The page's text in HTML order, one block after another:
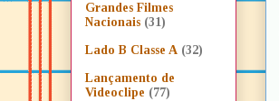
Grandes Filmes
Nacionais (31)
Lado B Classe A (32)
Lançamento de
Videoclipe (77)